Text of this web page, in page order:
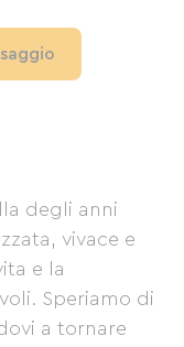
degli anni
vivace e
e la
Speriamo di
a tornare